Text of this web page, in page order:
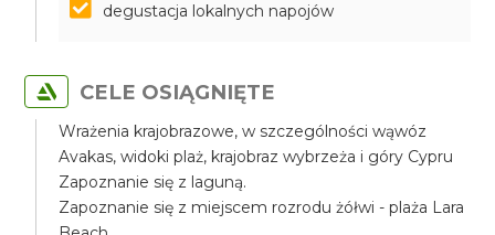
degustacja lokalnych napojów
CELE OSIĄGNIĘTE
Wrażenia krajobrazowe, w szczególności wąwóz
Avakas, widoki plaż, krajobraz wybrzeża i góry Cypru
Zapoznanie się z laguną.
Zapoznanie się z miejscem rozrodu żółwi - plaża Lara